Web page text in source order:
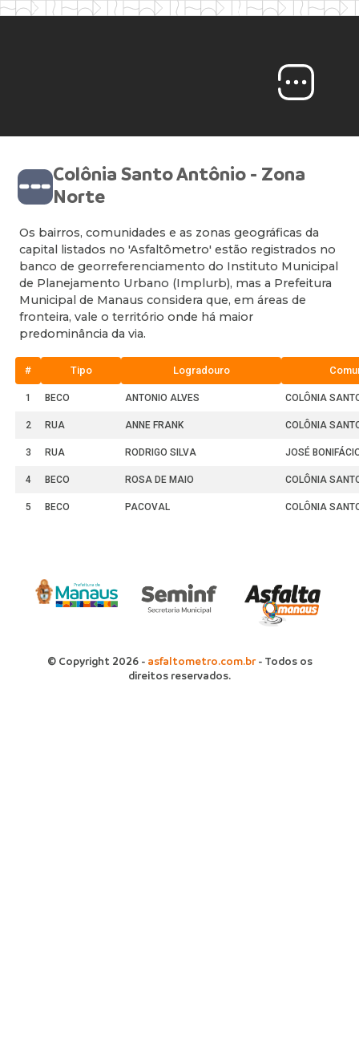
Colônia Santo Antônio - Zona
Norte
Os bairros, comunidades e as zonas geográficas da
capital listados no 'Asfaltômetro' estão registrados no
banco de georreferenciamento do Instituto Municipal
de Planejamento Urbano (Implurb), mas a Prefeitura
Municipal de Manaus considera que, em áreas de
fronteira, vale o território onde há maior
predominância da via.
# Tipo Logradouro
1 BECO ANTONIO ALVES COLÔNIA
2 RUA ANNE FRANK COLÔNIA
3 RUA RODRIGO SILVA JOSÉ
4 BECO ROSA DE MAIO COLÔNIA
5 BECO PACOVAL COLÔNIA
© Copyright 2026 - asfaltometro.com.br- Todos os
direitos reservados.